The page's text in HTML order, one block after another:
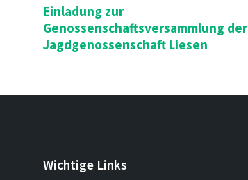
Einladung zur
Genossenschaftsversammlung der
Jagdgenossenschaft Liesen
Wichtige Links